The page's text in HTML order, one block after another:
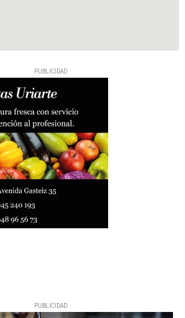
PUBLICIDAD
PUBLICIDAD